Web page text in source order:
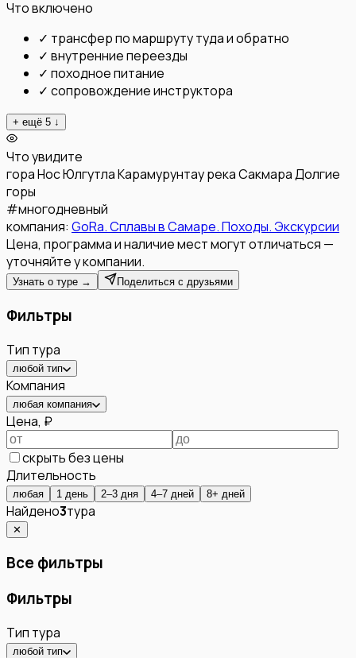
Что включено
✓ трансфер по маршруту туда и обратно
✓ внутренние переезды
✓ походное питание
✓ сопровождение инструктора
+ ещё 5 ↓
Что увидите
гора НосЮлгутлаКарамурунтаурека СакмараДолгие
горы
#многодневный
компания: GoRa. Сплавы в Самаре. Походы. Экскурсии
Цена, программа и наличие мест могут отличаться —
уточняйте у компании.
Узнать о туре → Поделиться с друзьями
Фильтры
Тип тура
любой тип
Компания
любая компания
Цена, ₽
скрыть без цены
Длительность
любая 1 день 2–3 дня 4–7 дней 8+ дней
Найдено3тура
✕
Все фильтры
Фильтры
Тип тура
любой тип